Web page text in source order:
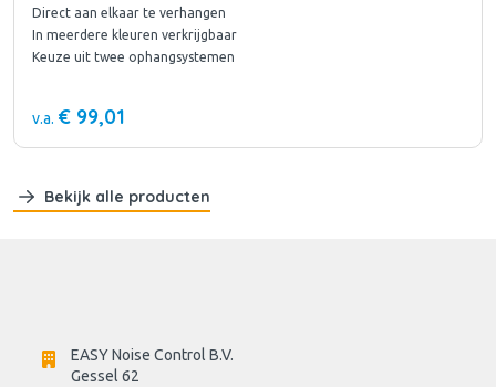
Direct aan elkaar te verhangen
In meerdere kleuren verkrijgbaar
Keuze uit twee ophangsystemen
v.a. € 99,01
Bekijk alle producten
EASY Noise Control B.V.
Gessel 62